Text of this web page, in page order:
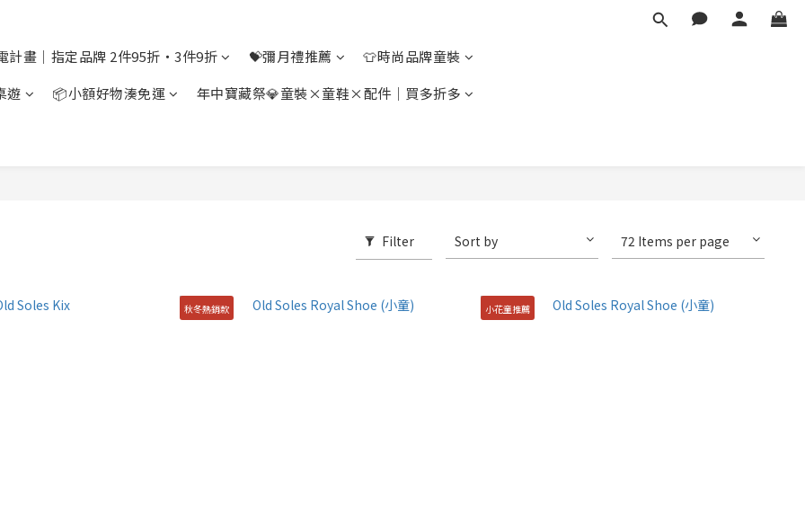
畫｜指定品牌 2件95折・3件9折 💝彌月禮推薦
👕時尚品牌童裝
遊
📦小額好物湊免運 年中寶藏祭💎童裝×童鞋×配件｜買多折多
Filter Sort by 72 Items per page
秋冬熱銷款 小花童推薦